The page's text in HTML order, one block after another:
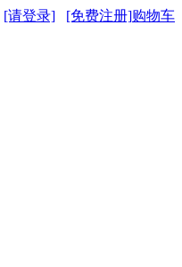
[请登录] [免费注册]购物车